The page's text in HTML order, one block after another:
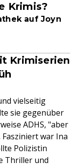
Krimis?
auf Joyn
Krimiserien
vielseitig
sie gegenüber
ADHS, "aber
war Ina
Polizistin
Thriller und